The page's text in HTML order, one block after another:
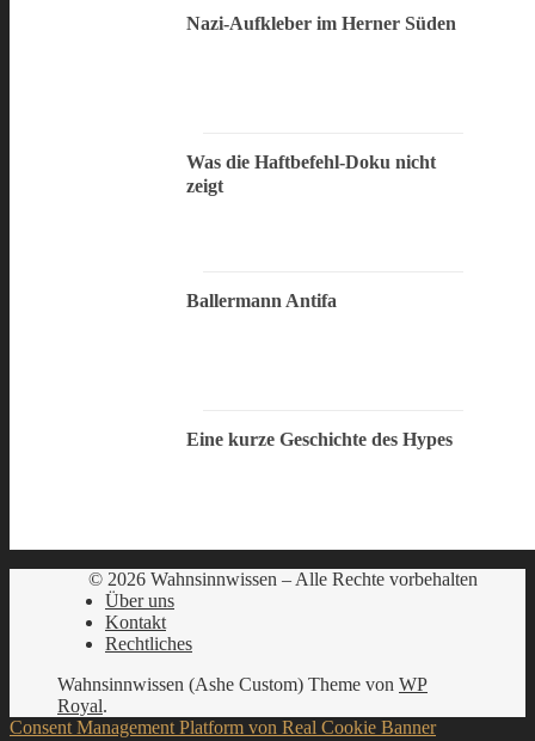
Nazi-Aufkleber im Herner Süden
Was die Haftbefehl-Doku nicht
zeigt
Ballermann Antifa
Eine kurze Geschichte des Hypes
© 2026 Wahnsinnwissen – Alle Rechte vorbehalten
Über uns
Kontakt
Rechtliches
Wahnsinnwissen (Ashe Custom) Theme von WP
Royal.
Consent Management Platform von Real Cookie Banner